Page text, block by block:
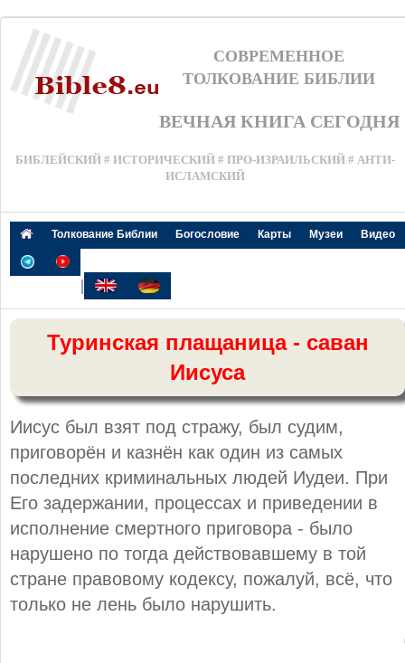
СОВРЕМЕННОЕ
ТОЛКОВАНИЕ БИБЛИИ
ВЕЧНАЯ КНИГА СЕГОДНЯ
БИБЛЕЙСКИЙ # ИСТОРИЧЕСКИЙ # ПРО-ИЗРАИЛЬСКИЙ # АНТИ-
ИСЛАМСКИЙ
Толкование Библии Богословие Карты Музеи Видео
|
Туринская плащаница - саван
Иисуса
Иисус был взят под стражу, был судим,
приговорён и казнён как один из самых
последних криминальных людей Иудеи. При
Его задержании, процессах и приведении в
исполнение смертного приговора - было
нарушено по тогда действовавшему в той
стране правовому кодексу, пожалуй, всё, что
только не лень было нарушить.